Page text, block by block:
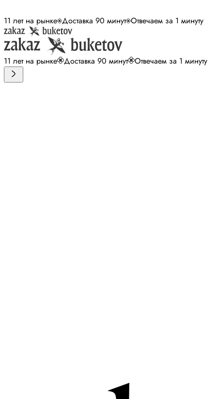
11 лет на рынке Доставка 90 минут Отвечаем за 1 минуту
11 лет на рынке Доставка 90 минут Отвечаем за 1 минуту